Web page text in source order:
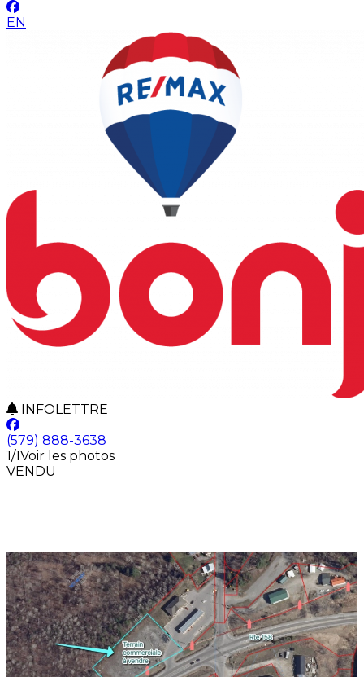
EN
INFOLETTRE
(579) 888-3638
1/1Voir les photos
VENDU